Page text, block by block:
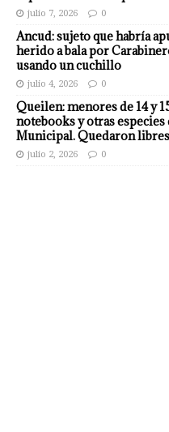
julio 7, 2026 0
Ancud: sujeto que habría
herido a bala por
usando un cuchillo
julio 4, 2026 0
Queilen: menores de 14 y
notebooks y otras
Municipal. Quedaron
julio 2, 2026 0